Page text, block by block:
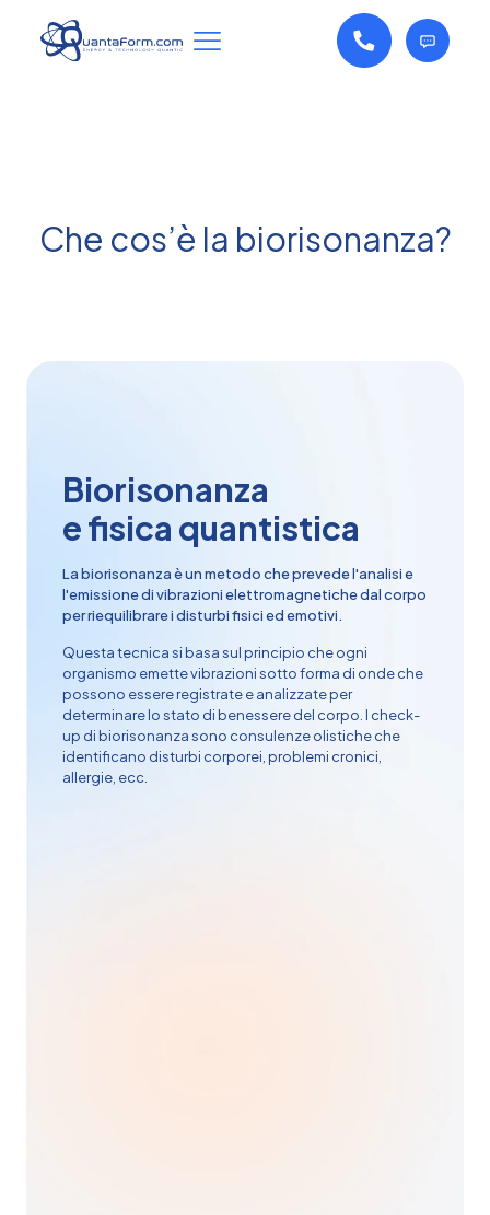
Che cos’è la biorisonanza?
Biorisonanza
e fisica quantistica
La biorisonanza è un metodo che prevede l'analisi e
l'emissione di vibrazioni elettromagnetiche dal corpo
per riequilibrare i disturbi fisici ed emotivi.
Questa tecnica si basa sul principio che ogni
organismo emette vibrazioni sotto forma di onde che
possono essere registrate e analizzate per
determinare lo stato di benessere del corpo. I check-
up di biorisonanza sono consulenze olistiche che
identificano disturbi corporei, problemi cronici,
allergie, ecc.